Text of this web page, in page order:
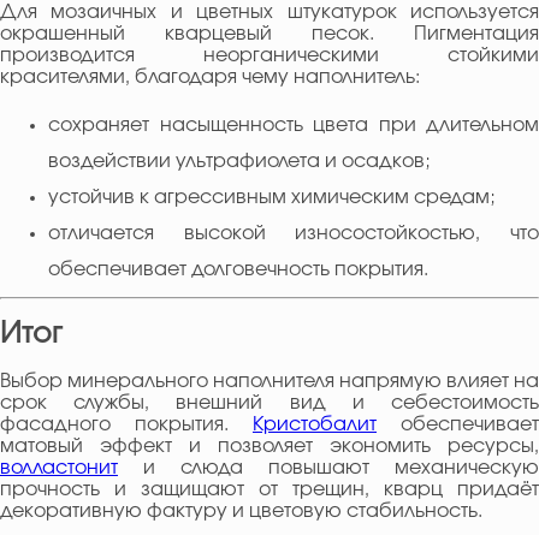
Для мозаичных и цветных штукатурок используется
окрашенный кварцевый песок. Пигментация
производится неорганическими стойкими
красителями, благодаря чему наполнитель:
сохраняет насыщенность цвета при длительном
воздействии ультрафиолета и осадков;
устойчив к агрессивным химическим средам;
отличается высокой износостойкостью, что
обеспечивает долговечность покрытия.
Итог
Выбор минерального наполнителя напрямую влияет на
срок службы, внешний вид и себестоимость
фасадного покрытия.
Кристобалит обеспечивает
матовый эффект и позволяет экономить ресурсы,
волластонит и слюда повышают механическую
прочность и защищают от трещин, кварц придаёт
декоративную фактуру и цветовую стабильность.